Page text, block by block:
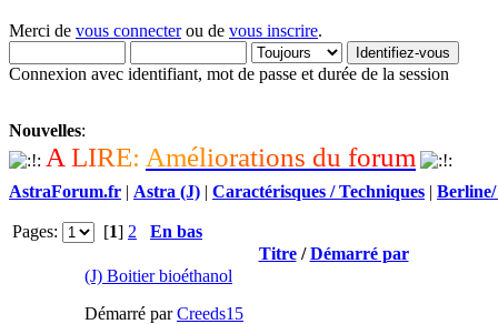
Merci de vous connecterou de vous inscrire.
Connexion avec identifiant, mot de passe et durée de la session
Nouvelles:
A LIRE: Améliorations du forum
AstraForum.fr | Astra (J) | Caractérisques / Techniques |
Pages: [1] 2
En bas
Titre/Démarré par
(J) Boitier bioéthanol
Démarré parCreeds15